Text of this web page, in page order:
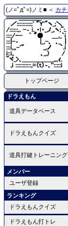
(ノ=ﾟдﾟ=)ノミ■ ＜ カ
トップページ
ドラえもん
道具データベース
ドラえもんクイズ
道具打鍵トレーニング
メンバー
ユーザ登録
ランキング
ドラえもんクイズ
ドラえもん打トレ